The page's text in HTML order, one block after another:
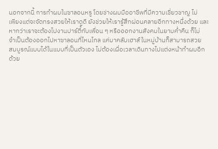
นอกจากนี้ การทำผมในซาลอนหรู โดยช่างผมมืออาชีพที่มีความเชี่ยวชาญ ไม่
เพียงแต่จะจัดทรงสวยให้เราดูดี ยังช่วยให้เรารู้สึกผ่อนคลายอีกทางหนึ่งด้วย และ
หากว่าเราจะต้องไปงานปาร์ตี้กับเพื่อน ๆ หรือออกงานสังคมในยามค่ำคืน ก็ไม่
จำเป็นต้องออกไปหาซาลอนที่ไหนไกล แค่มาคลับเฮาส์ในหมู่บ้านก็สามารถสวย
สมบูรณ์แบบได้ในแบบที่เป็นตัวเอง ไม่ต้องเผื่อเวลาเดินทางไปแต่งหน้าทำผมอีก
ด้วย